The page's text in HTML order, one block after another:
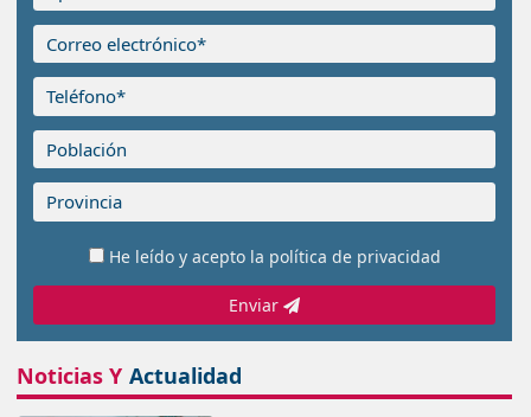
He leído y acepto la política de privacidad
Enviar
Noticias Y Actualidad